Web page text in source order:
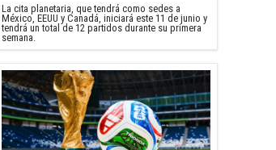
La cita planetaria, que tendrá como sedes a
México, EEUU y Canadá, iniciará este 11 de junio y
tendrá un total de 12 partidos durante su primera
semana.